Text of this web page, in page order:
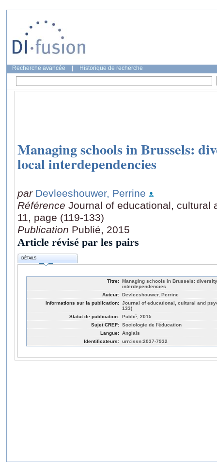
Recherche avancée Historique de recherche
Managing schools in Brussels:
local interdependencies
par Devleeshouwer, Perrine
Référence Journal of educational, cultural
11, page (119-133)
Publication Publié, 2015
Article révisé par les pairs
DÉTAILS
Titre: Managing schools in Brussels:
interdependencies
Auteur: Devleeshouwer, Perrine
Informations sur la publication: Journal of educational, cultural and
133)
Statut de publication: Publié, 2015
Sujet CREF: Sociologie de l'éducation
Langue: Anglais
Identificateurs: urn:issn:2037-7932